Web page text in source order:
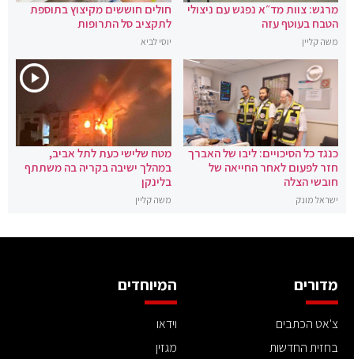
מרגש: צוות מד״א נפגש עם ניצולי
הטבח בעוטף עזה
משה קליין
חולים חוששים מקיצוץ בתוספת
לתקציב סל התרופות
יוסי לביא
כנגד כל הסיכויים: ליבו של האברך
חזר לפעום לאחר החייאה של
חובשי הצלה
ישראל מונק
מטח שלישי כעת לתל אביב,
במהלך ישיבה בקריה בה משתתף
בלינקן
משה קליין
מדורים
צ'אט הכתבים
בחזית החדשות
המיוחדים
וידאו
מגזין